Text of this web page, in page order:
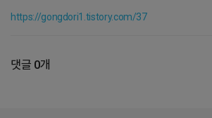
https://gongdori1.tistory.com/37
댓글 0개